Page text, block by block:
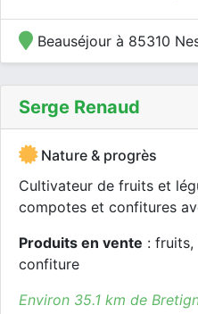
Beauséjour à 85310
Serge Renaud
Nature & progrès
Cultivateur de fruits et
compotes et confitures
Produits en vente : fruits,
confiture
Environ 35.1 km de